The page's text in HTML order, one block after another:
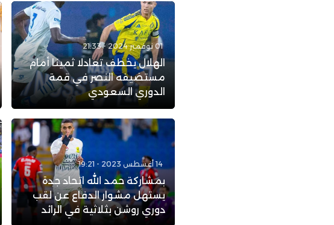
01 نوفمبر 2024 - 21:33
الهلال يخطف تعادلا ثمينا أمام
مستضيفه النصر في قمة
الدوري السعودي
14 أغسطس 2023 - 19:21
بمشاركة حمد الله اتحاد جدة
يستهل مشوار الدفاع عن لقب
دوري روشن بثلاثية في الرائد